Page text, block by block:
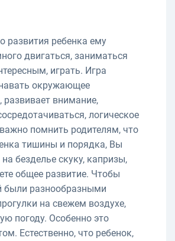
развития ребенка ему
двигаться, заниматься
играть. Игра
окружающее
развивает внимание,
логическое
помнить родителям, что
тишины и порядка, Вы
на безделье скуку, капризы,
общее развитие. Чтобы
были разнообразными
на свежем воздухе,
погоду. Особенно это
Естественно, что ребенок,